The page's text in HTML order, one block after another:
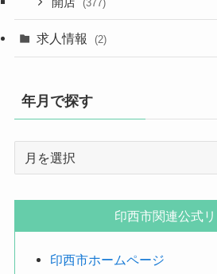
(377)
求人情報 (2)
年月で探す
す
印西市関連公式
印西市ホームページ